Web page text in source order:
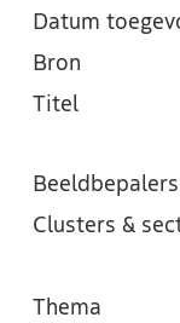
Datum
Bron
Titel
Beeldbepalers
Clusters &
Thema